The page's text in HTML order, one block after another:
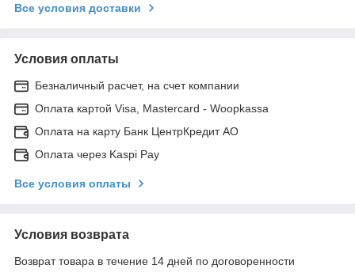
Все условия доставки
Условия оплаты
Безналичный расчет, на счет компании
Оплата картой Visa, Mastercard - Woopkassa
Оплата на карту Банк ЦентрКредит АО
Оплата через Kaspi Pay
Все условия оплаты
Условия возврата
Возврат товара в течение 14 дней по договоренности